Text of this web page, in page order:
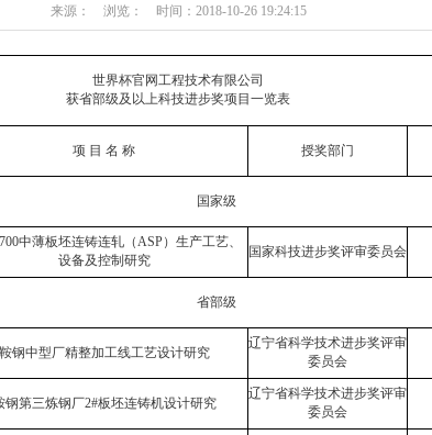
来源： 浏览： 时间：2018-10-26 19:24:15
世界杯官网工程技术有限公司
获省部级及以上科技进步奖项目一览表
项 目 名 称 授奖部门
国家级
中薄板坯连铸连轧（ASP）生产工艺、
设备及控制研究
国家科技进步奖评审委员会
省部级
鞍钢中型厂精整加工线工艺设计研究
辽宁省科学技术进步奖评审
委员会
钢第三炼钢厂2#板坯连铸机设计研究
辽宁省科学技术进步奖评审
委员会